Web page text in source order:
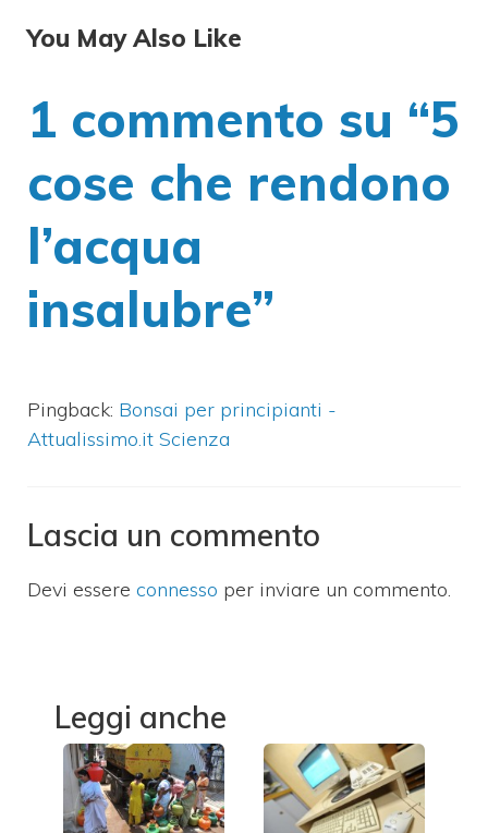
You May Also Like
1 commento su “5
cose che rendono
l’acqua
insalubre”
Pingback: Bonsai per principianti -
Attualissimo.it Scienza
Lascia un commento
Devi essere connesso per inviare un commento.
Leggi anche